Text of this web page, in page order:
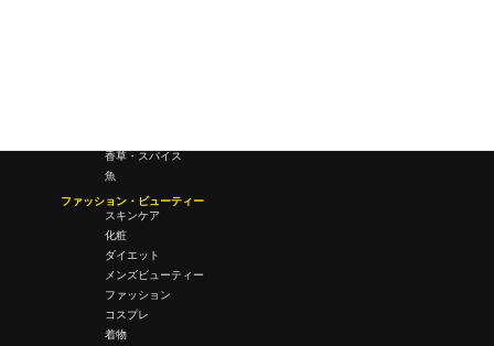
香草・スパイス
魚
ファッション・ビューティー
スキンケア
化粧
ダイエット
メンズビューティー
ファッション
コスプレ
着物